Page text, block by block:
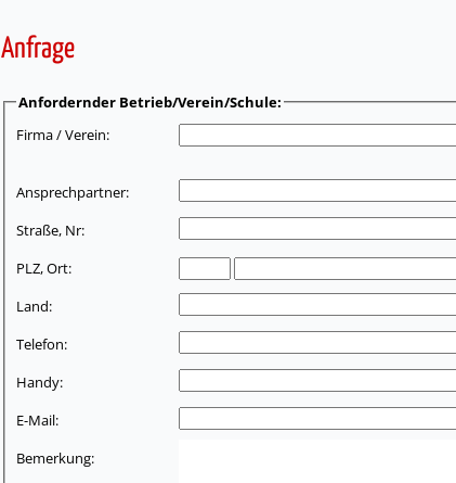
Anfrage
Anfordernder Betrieb/Verein/Schule:
Firma / Verein:
Ansprechpartner:
Straße, Nr:
PLZ, Ort:
Land:
Telefon:
Handy:
E-Mail:
Bemerkung: